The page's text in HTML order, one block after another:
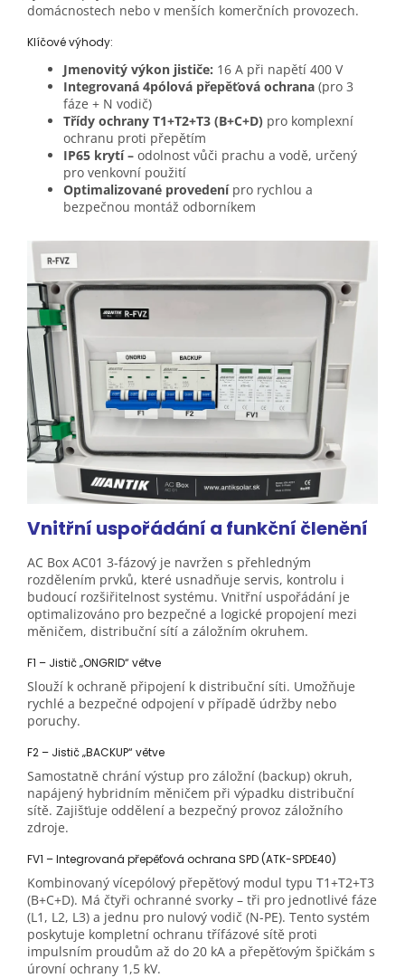
domácnostech nebo v menších komerčních provozech.
Klíčové výhody:
Jmenovitý výkon jističe: 16 A při napětí 400 V
Integrovaná 4pólová přepěťová ochrana (pro 3
fáze + N vodič)
Třídy ochrany T1+T2+T3 (B+C+D) pro komplexní
ochranu proti přepětím
IP65 krytí – odolnost vůči prachu a vodě, určený
pro venkovní použití
Optimalizované provedení pro rychlou a
bezpečnou montáž odborníkem
Vnitřní uspořádání a funkční členění
AC Box AC01 3-fázový je navržen s přehledným
rozdělením prvků, které usnadňuje servis, kontrolu i
budoucí rozšiřitelnost systému. Vnitřní uspořádání je
optimalizováno pro bezpečné a logické propojení mezi
měničem, distribuční sítí a záložním okruhem.
F1 – Jistič „ONGRID“ větve
Slouží k ochraně připojení k distribuční síti. Umožňuje
rychlé a bezpečné odpojení v případě údržby nebo
poruchy.
F2 – Jistič „BACKUP“ větve
Samostatně chrání výstup pro záložní (backup) okruh,
napájený hybridním měničem při výpadku distribuční
sítě. Zajišťuje oddělení a bezpečný provoz záložního
zdroje.
FV1 – Integrovaná přepěťová ochrana SPD (ATK-SPDE40)
Kombinovaný vícepólový přepěťový modul typu T1+T2+T3
(B+C+D). Má čtyři ochranné svorky – tři pro jednotlivé fáze
(L1, L2, L3) a jednu pro nulový vodič (N-PE). Tento systém
poskytuje kompletní ochranu třífázové sítě proti
impulsním proudům až do 20 kA a přepěťovým špičkám s
úrovní ochrany 1,5 kV.